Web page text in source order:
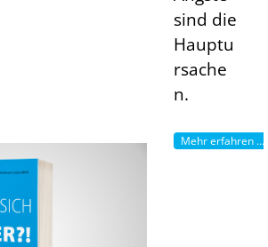
sind die
Hauptu
rsache
n.
Mehr erfahren ...